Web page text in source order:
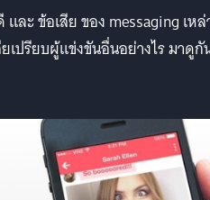
ละ ข้อเสีย ของ messaging เห
เปรียบผู้แข่งขันอื่นอย่างไร มาดูกั